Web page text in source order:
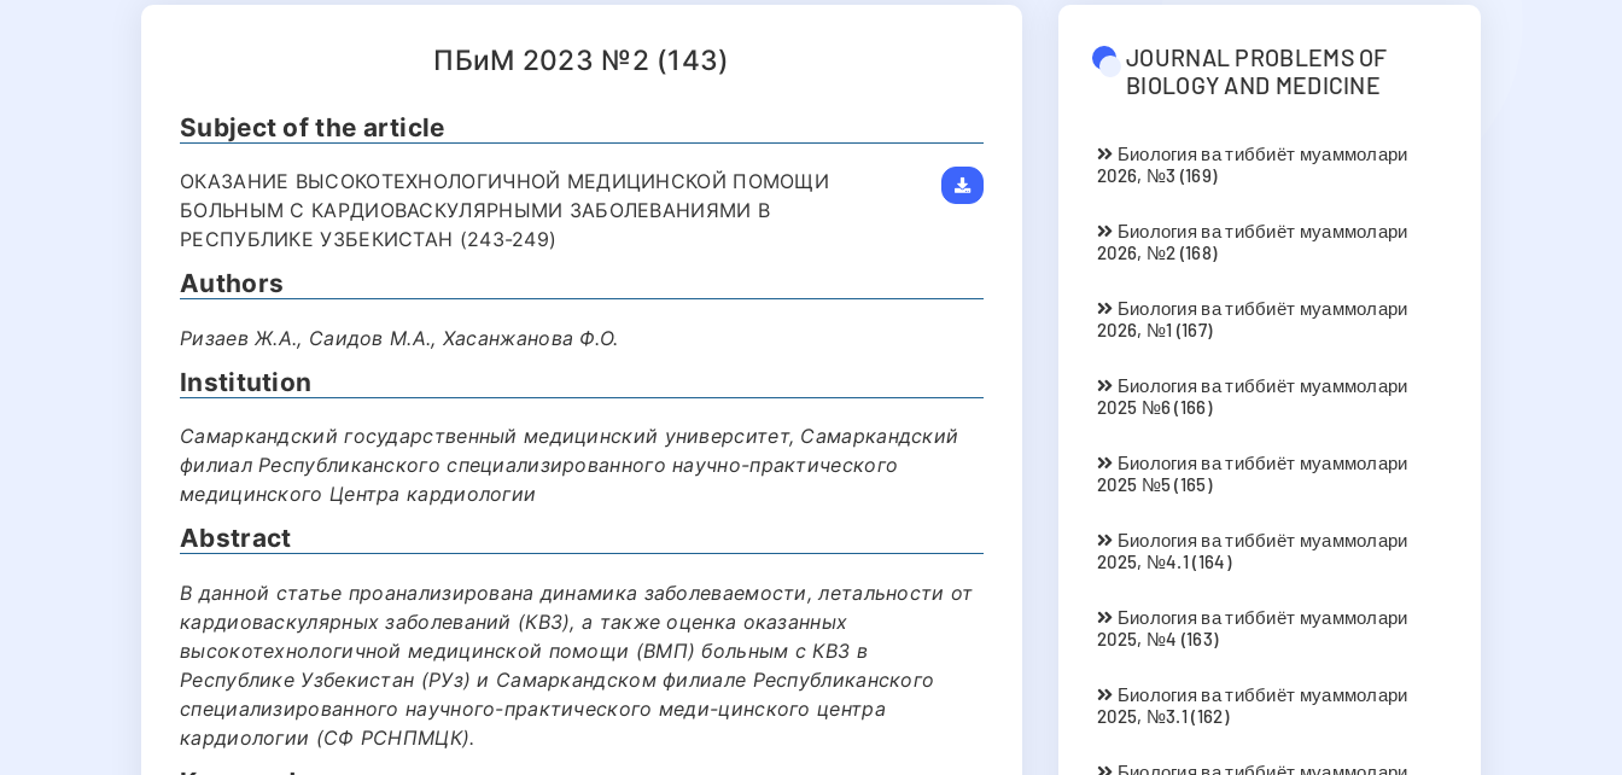
ПБиМ 2023 №2 (143)
Subject of the article
ОКАЗАНИЕ ВЫСОКОТЕХНОЛОГИЧНОЙ МЕДИЦИНСКОЙ ПОМОЩИ
БОЛЬНЫМ С КАРДИОВАСКУЛЯРНЫМИ ЗАБОЛЕВАНИЯМИ В
РЕСПУБЛИКЕ УЗБЕКИСТАН (243-249)
Authors
Ризаев Ж.А., Саидов М.А., Хасанжанова Ф.О.
Institution
Самаркандский государственный медицинский университет, Самаркандский
филиал Республиканского специализированного научно-практического
медицинского Центра кардиологии
Abstract
В данной статье проанализирована динамика заболеваемости, летальности от
кардиоваскулярных заболеваний (КВЗ), а также оценка оказанных
высокотехнологичной медицинской помощи (ВМП) больным с КВЗ в
Республике Узбекистан (РУз) и Самаркандском филиале Республиканского
специализированного научного-практического меди-цинского центра
кардиологии (СФ РСНПМЦК).
JOURNAL PROBLEMS OF
BIOLOGY AND MEDICINE
Биология ва тиббиёт муаммолари
2026, №3 (169)
Биология ва тиббиёт муаммолари
2026, №2 (168)
Биология ва тиббиёт муаммолари
2026, №1 (167)
Биология ва тиббиёт муаммолари
2025 №6 (166)
Биология ва тиббиёт муаммолари
2025 №5 (165)
Биология ва тиббиёт муаммолари
2025, №4.1 (164)
Биология ва тиббиёт муаммолари
2025, №4 (163)
Биология ва тиббиёт муаммолари
2025, №3.1 (162)